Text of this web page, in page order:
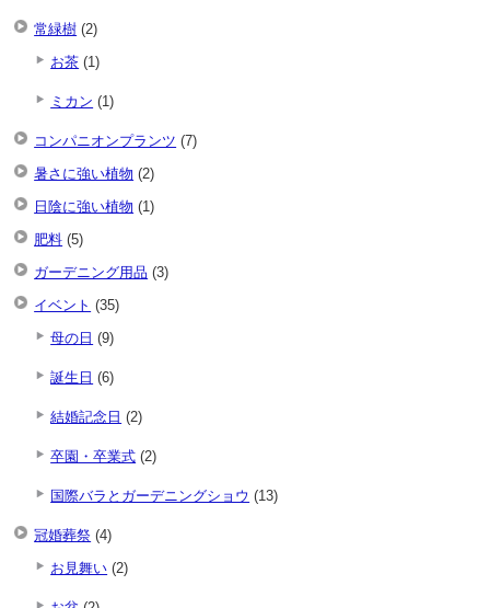
常緑樹 (2)
お茶 (1)
ミカン (1)
コンパニオンプランツ (7)
暑さに強い植物 (2)
日陰に強い植物 (1)
肥料 (5)
ガーデニング用品 (3)
イベント (35)
母の日 (9)
誕生日 (6)
結婚記念日 (2)
卒園・卒業式 (2)
国際バラとガーデニングショウ (13)
冠婚葬祭 (4)
お見舞い (2)